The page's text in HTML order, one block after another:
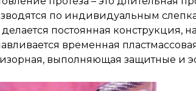
по индивидуальным
постоянная конструкция,
временная
выполняющая защитные и